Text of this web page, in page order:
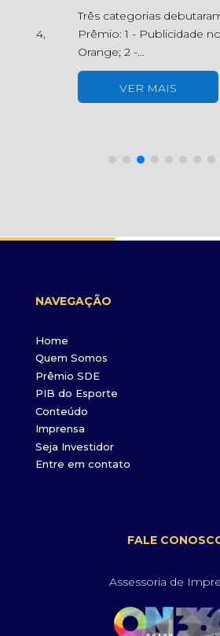
Três categorias debutaram na 8ª
Prêmio: 1 - Publicidade no
Orange; 2 -...
VER MAIS
NAVEGAÇÃO
Home
Quem Somos
Prêmio SDE
PIB do Esporte
Conteúdo
Imprensa
Seja Investidor
Entre em contato
FALE
Assessoria de